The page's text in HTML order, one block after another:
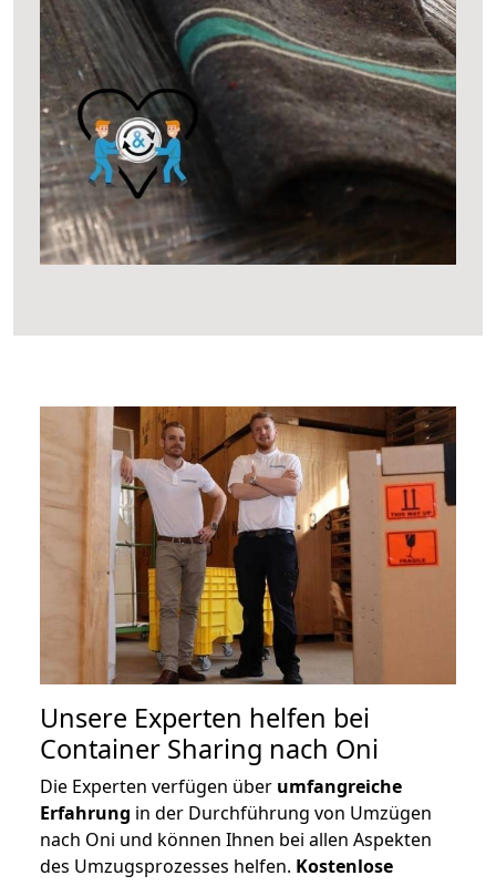
Unsere Experten helfen bei
Container Sharing nach Oni
Die Experten verfügen über umfangreiche
Erfahrung in der Durchführung von Umzügen
nach Oni und können Ihnen bei allen Aspekten
des Umzugsprozesses helfen. Kostenlose